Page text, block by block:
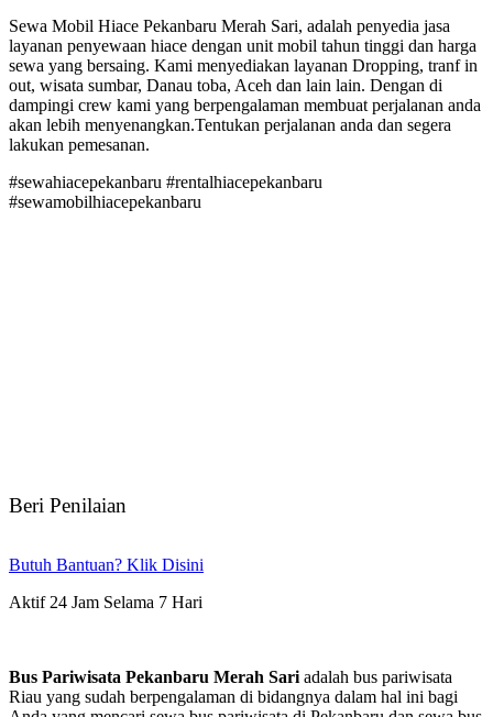
Sewa Mobil Hiace Pekanbaru Merah Sari, adalah penyedia jasa
layanan penyewaan hiace dengan unit mobil tahun tinggi dan harga
sewa yang bersaing. Kami menyediakan layanan Dropping, tranf in
out, wisata sumbar, Danau toba, Aceh dan lain lain. Dengan di
dampingi crew kami yang berpengalaman membuat perjalanan anda
akan lebih menyenangkan.Tentukan perjalanan anda dan segera
lakukan pemesanan.
#sewahiacepekanbaru #rentalhiacepekanbaru
#sewamobilhiacepekanbaru
Beri Penilaian
Butuh Bantuan? Klik Disini
Aktif 24 Jam Selama 7 Hari
Bus Pariwisata Pekanbaru Merah Sariadalah bus pariwisata
Riau yang sudah berpengalaman di bidangnya dalam hal ini bagi